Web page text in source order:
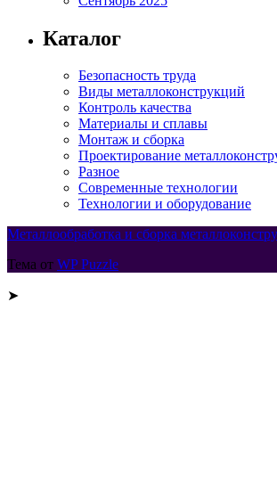
Каталог
Безопасность труда
Виды металлоконструкций
Контроль качества
Материалы и сплавы
Монтаж и сборка
Проектирование
Разное
Современные технологии
Технологии и оборудование
Металлообработка и сборка
Тема от WP Puzzle
➤